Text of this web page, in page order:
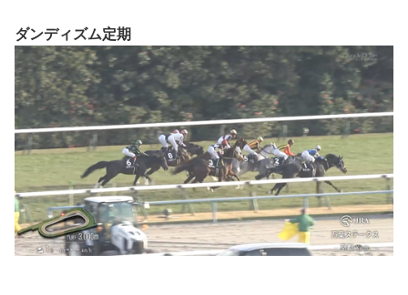
ダンディズム定期